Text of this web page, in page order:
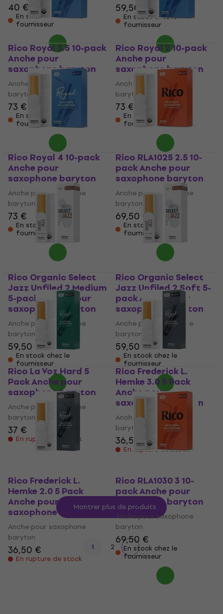
40 €
En stock chez le
fournisseur
59,50 €
En stock chez le
fournisseur
Rico Royal 3.5 10-pack
Anche pour
saxophone baryton
Anche pour saxophone
baryton
73 €
En stock chez le
fournisseur
Rico Royal 2 10-pack
Anche pour
saxophone baryton
Anche pour saxophone
baryton
73 €
En stock chez le
fournisseur
Rico Royal 4 10-pack
Anche pour
saxophone baryton
Anche pour saxophone
baryton
73 €
En stock chez le
fournisseur
Rico RLA1025 2.5 10-
pack Anche pour
saxophone baryton
Anche pour saxophone
baryton
69,50 €
En stock chez le
fournisseur
Rico Organic Select
Jazz Unfiled 2 Medium
5-pack Anche pour
saxophone baryton
Anche pour saxophone
baryton
59,50 €
En stock chez le
fournisseur
Rico Organic Select
Jazz Unfiled 2 Soft 5-
pack Anche pour
saxophone baryton
Anche pour saxophone
baryton
59,50 €
En stock chez le
fournisseur
Rico La Voz Hard 5
Pack Anche pour
saxophone baryton
Anche pour saxophone
baryton
37 €
En rupture de stock
Rico Frederick L.
Hemke 3.0 5 Pack
Anche pour
saxophone baryton
Anche pour saxophone
baryton
36,50 €
En rupture de stock
Rico Frederick L.
Hemke 2.0 5 Pack
Anche pour
saxophone baryton
Anche pour saxophone
baryton
36,50 €
En rupture de stock
Rico RLA1030 3 10-
pack Anche pour
saxophone baryton
Anche pour saxophone
baryton
69,50 €
En stock chez le
fournisseur
Montrer plus de produits
1 2